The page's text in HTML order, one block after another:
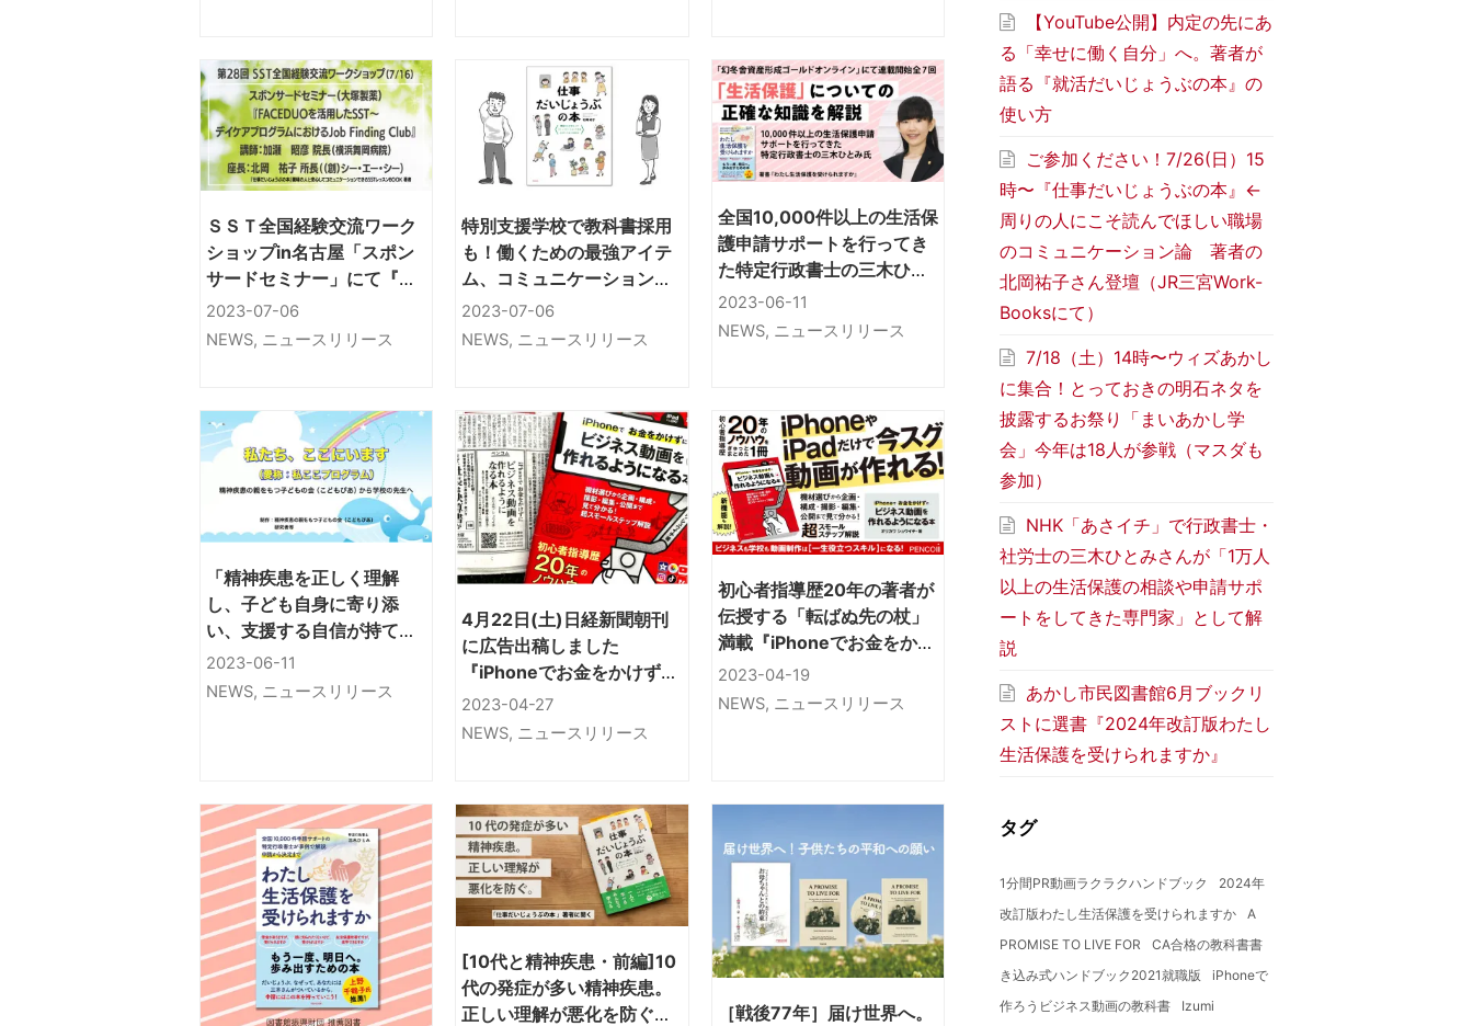
ＳＳＴ全国経験交流ワーク
ショップin名古屋「スポン
サードセミナー」にて『仕
事だいじょうぶの本』著者
北岡祐子さん座長登壇
2023-07-06
NEWS, ニュースリリース
特別支援学校で教科書採用
も！働くための最強アイテ
ム、コミュニケーションス
キルを身に付ける練習法紹
介の本
2023-07-06
NEWS, ニュースリリース
全国10,000件以上の生活保
護申請サポートを行ってき
た特定行政書士の三木ひと
み氏が、生活保護について
の正確な知識を解説する連
2023-06-11
NEWS, ニュースリリース
「精神疾患を正しく理解
し、子ども自身に寄り添
い、支援する自信が持て
る」教員向け動画プログラ
ムを開発。プログラムの有
2023-06-11
NEWS, ニュースリリース
4月22日(土)日経新聞朝刊
に広告出稿しました
『iPhoneでお金をかけずに
ビジネス動画を作れるよう
になる本』
2023-04-27
NEWS, ニュースリリース
初心者指導歴20年の著者が
伝授する「転ばぬ先の杖」
満載『iPhoneでお金をかけ
ずにビジネス動画を作れる
ようになる本』4/11新刊
2023-04-19
NEWS, ニュースリリース
[10代と精神疾患・前編]10
代の発症が多い精神疾患。
正しい理解が悪化を防ぐー
［戦後77年］届け世界へ。
【YouTube公開】内定の先にあ
る「幸せに働く自分」へ。著者が
語る『就活だいじょうぶの本』の
使い方
ご参加ください！7/26(日）15
時〜『仕事だいじょうぶの本』←
周りの人にこそ読んでほしい職場
のコミュニケーション論 著者の
北岡祐子さん登壇（JR三宮Work-
Booksにて）
7/18（土）14時〜ウィズあかし
に集合！とっておきの明石ネタを
披露するお祭り「まいあかし学
会」今年は18人が参戦（マスダも
参加）
NHK「あさイチ」で行政書士・
社労士の三木ひとみさんが「1万人
以上の生活保護の相談や申請サポ
ートをしてきた専門家」として解
説
あかし市民図書館6月ブックリ
ストに選書『2024年改訂版わたし
生活保護を受けられますか』
タグ
1分間PR動画ラクラクハンドブック
2024年
改訂版わたし生活保護を受けられますか
A
PROMISE TO LIVE FOR
CA合格の教科書書
き込み式ハンドブック2021就職版
iPhoneで
作ろうビジネス動画の教科書
Izumi